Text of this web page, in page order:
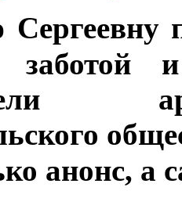
Сергеевну
заботой
анонс, а